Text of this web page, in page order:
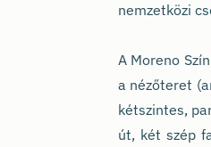
nemzetközi
A Moreno
a nézőteret
kétszintes,
út, két szép